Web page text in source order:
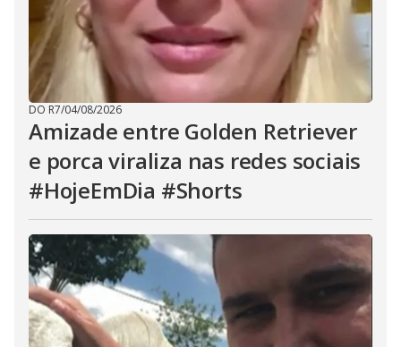
DO R7/04/08/2026
Amizade entre Golden Retriever
e porca viraliza nas redes sociais
#HojeEmDia #Shorts